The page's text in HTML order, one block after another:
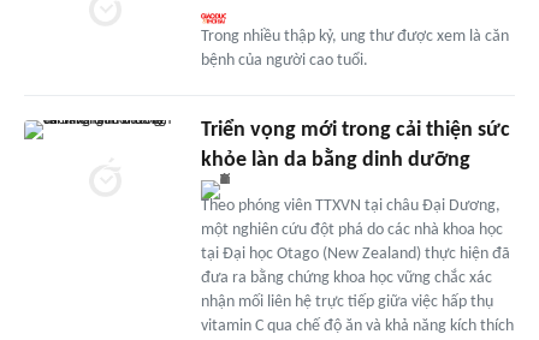
Trong nhiều thập kỷ, ung thư được xem là căn
bệnh của người cao tuổi.
Triển vọng mới trong cải thiện sức
khỏe làn da bằng dinh dưỡng
Theo phóng viên TTXVN tại châu Đại Dương,
một nghiên cứu đột phá do các nhà khoa học
tại Đại học Otago (New Zealand) thực hiện đã
đưa ra bằng chứng khoa học vững chắc xác
nhận mối liên hệ trực tiếp giữa việc hấp thụ
vitamin C qua chế độ ăn và khả năng kích thích